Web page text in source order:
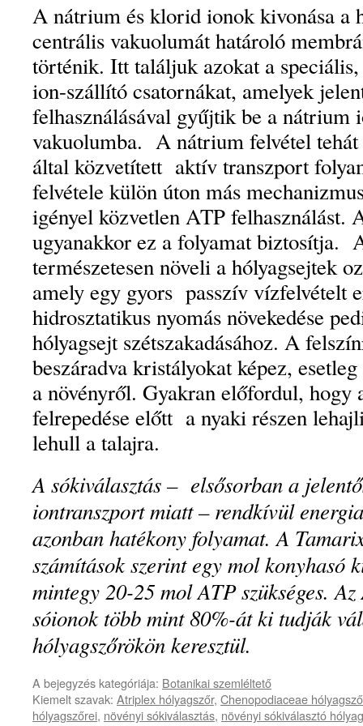
A nátrium és klorid ionok kivonása a
centrális vakuolumát határoló
történik. Itt találjuk azokat a
ion-szállító csatornákat, amelyek
felhasználásával gyűjtik be a nátrium
vakuolumba. A nátrium felvétel
által közvetített aktív transzport
felvétele külön úton más
igényel közvetlen ATP felhasználást.
ugyanakkor ez a folyamat biztosítja.
természetesen növeli a hólyagsejtek
amely egy gyors passzív vízfelvételt
hidrosztatikus nyomás növekedése
hólyagsejt szétszakadásához. A
beszáradva kristályokat képez,
a növényről. Gyakran előfordul, hogy
felrepedése előtt a nyaki részen
lehull a talajra.
A sókiválasztás – elsősorban a
iontranszport miatt – rendkívül
azonban hatékony folyamat. A
számítások szerint egy mol konyhasó
mintegy 20-25 mol ATP szükséges.
sóionok több mint 80%-át ki tudják
hólyagszőrökön keresztül.
A bejegyzés kategóriája: Botanikai szemléltető
Kiemelt szavak: Atriplex hólyagszőr, Chenopodiaceae
hólyagszőrei, növényi sókiválasztás, növényi sókiválasztó